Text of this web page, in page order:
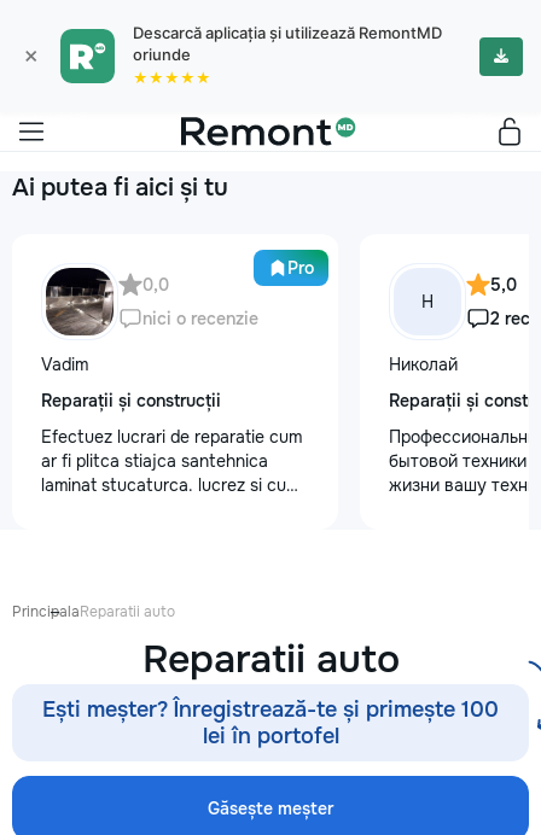
×
Descarcă aplicația și utilizează RemontMD
oriunde
★★★★★
Ai putea fi aici și tu
Pro
0,0
nici o recenzie
Vadim
Reparații și construcții
Efectuez lucrari de reparatie cum
ar fi plitca stiajca santehnica
laminat stucaturca. lucrez si cu
Н
5,0
2
Николай
Reparații și
бытовой техники
жизни вашу
сервисных:
посредников,
обойдется на
⚙️ Оригинальные
проверенные или
аналоги. Что я
Стиральные и
PrincipalaReparatii auto
Reparatii auto
Ești meșter? Înregistrează-te și primește 100
lei în portofel
Găsește meșter